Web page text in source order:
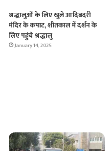
श्रद्धालुओं के लिए खुले आदिबदरी
मंदिर के कपाट, शीतकाल में दर्शन के
लिए पहुंचे श्रद्धालु
January 14, 2025